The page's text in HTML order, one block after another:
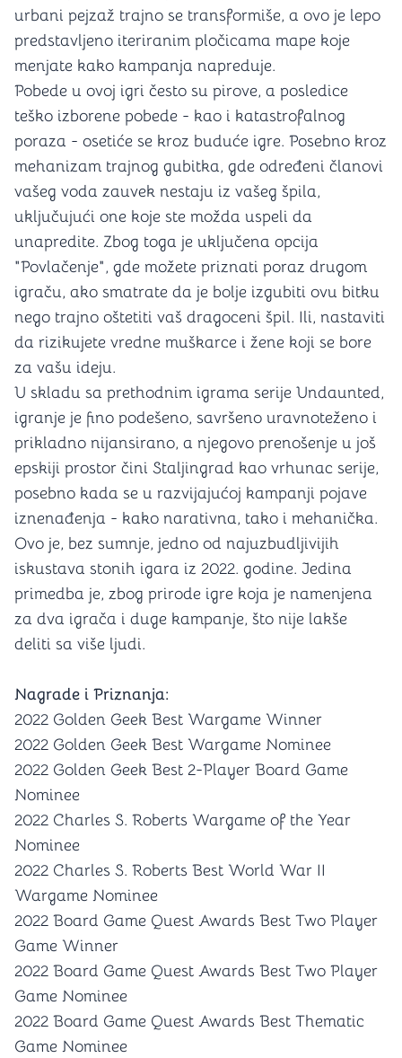
urbani pejzaž trajno se transformiše, a ovo je lepo
predstavljeno iteriranim pločicama mape koje
menjate kako kampanja napreduje​.
Pobede u ovoj igri često su pirove, a posledice
teško izborene pobede - kao i katastrofalnog
poraza - osetiće se kroz buduće igre. Posebno kroz
mehanizam trajnog gubitka, gde određeni članovi
vašeg voda zauvek nestaju iz vašeg špila,
uključujući one koje ste možda uspeli da
unapredite. Zbog toga je uključena opcija
"Povlačenje", gde možete priznati poraz drugom
igraču, ako smatrate da je bolje izgubiti ovu bitku
nego trajno oštetiti vaš dragoceni špil. Ili, nastaviti
da rizikujete vredne muškarce i žene koji se bore
za vašu ideju.
U skladu sa prethodnim igrama serije Undaunted,
igranje je fino podešeno, savršeno uravnoteženo i
prikladno nijansirano, a njegovo prenošenje u još
epskiji prostor čini Staljingrad kao vrhunac serije,
posebno kada se u razvijajućoj kampanji pojave
iznenađenja - kako narativna, tako i mehanička.
Ovo je, bez sumnje, jedno od najuzbudljivijih
iskustava stonih igara iz 2022. godine. Jedina
primedba je, zbog prirode igre koja je namenjena
za dva igrača i duge kampanje, što nije lakše
deliti sa više ljudi​.
Nagrade i Priznanja:
2022 Golden Geek Best Wargame Winner
2022 Golden Geek Best Wargame Nominee
2022 Golden Geek Best 2-Player Board Game
Nominee
2022 Charles S. Roberts Wargame of the Year
Nominee
2022 Charles S. Roberts Best World War II
Wargame Nominee
2022 Board Game Quest Awards Best Two Player
Game Winner
2022 Board Game Quest Awards Best Two Player
Game Nominee
2022 Board Game Quest Awards Best Thematic
Game Nominee